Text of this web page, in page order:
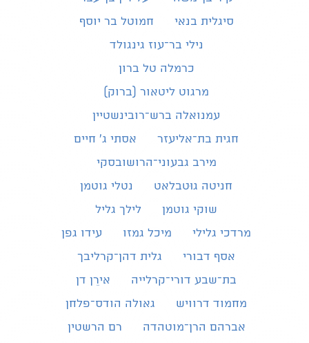
סיגלית בנאי
חמוטל בר יוסף
נילי בר־עוז גינגולד
כרמלה טל ברון
מרגוט ליטאור (ברוק)
עמנואלה ברש־רובינשטיין
חגית בת־אליעזר
אסתי ג׳ חיים
מירב גבעוני־הרושובסקי
חניטה גוּטבלאט
נטלי גוטמן
שוקי גוטמן
לילך גליל
מרדכי גלילי
מיכל גמזו
עידו גפן
אסף דבורי
גלית דהן־קרליבך
בת־שבע דורי־קרלייה
אירֵן דן
מחמוד דרוויש
גאולה הודס־פלחן
אברהם הרן־מוטהדה
רם הרשטין